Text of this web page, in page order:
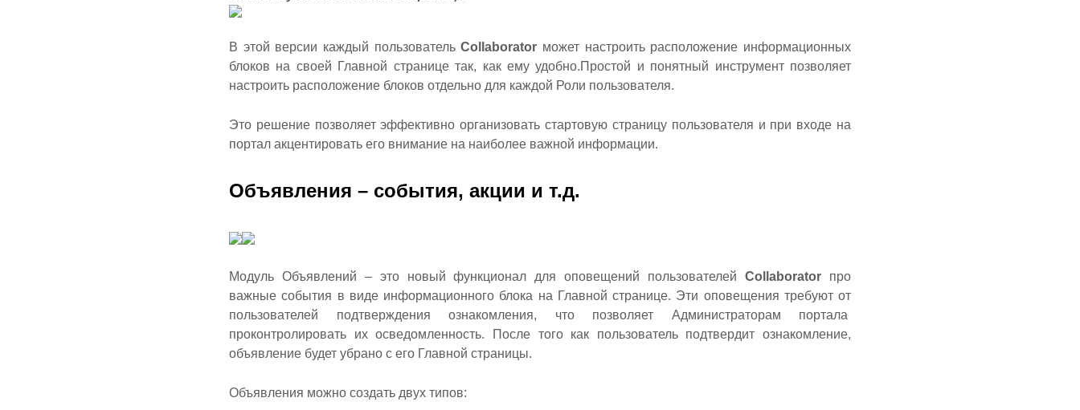
В этой версии каждый пользовательCollaborator может настроить расположение информационных
блоков на своей Главной странице так, как ему удобно.Простой и понятный инструмент позволяет
настроить расположение блоков отдельно для каждой Роли пользователя.
Это решение позволяет эффективно организовать стартовую страницу пользователя и при входе на
портал акцентировать его внимание на наиболее важной информации.
Объявления – события, акции и т.д.
Модуль Объявлений – это новый функционал для оповещений пользователейCollaborator про
важные события в виде информационного блока на Главной странице. Эти оповещения требуют от
пользователей подтверждения ознакомления, что позволяет Администраторам портала
проконтролировать их осведомленность. После того как пользователь подтвердит ознакомление,
объявление будет убрано с его Главной страницы.
Объявления можно создать двух типов: